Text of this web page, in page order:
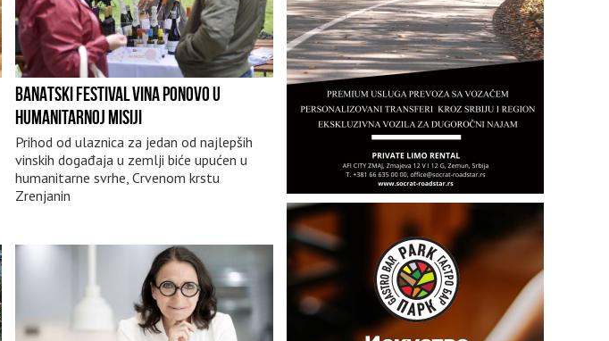
BANATSKI FESTIVAL VINA PONOVO U
HUMANITARNOJ MISIJI
Prihod od ulaznica za jedan od najlepših
vinskih događaja u zemlji biće upućen u
humanitarne svrhe, Crvenom krstu
Zrenjanin